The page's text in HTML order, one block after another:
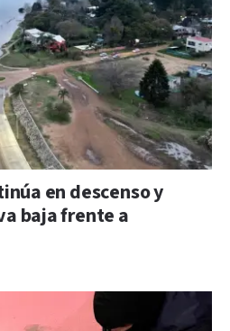
en descenso y
baja frente a